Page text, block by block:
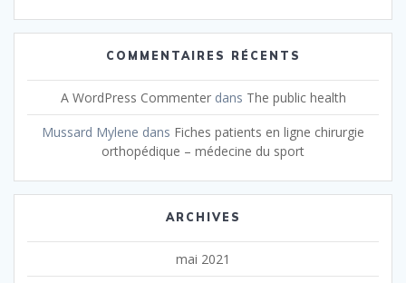
COMMENTAIRES RÉCENTS
A WordPress Commenterdans The public health
Mussard Mylene dans Fiches patients en ligne chirurgie
orthopédique – médecine du sport
ARCHIVES
mai 2021